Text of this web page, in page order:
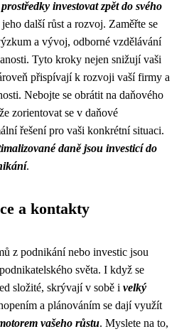
investovat zpět do svého
další růst a rozvoj. Zaměřte se
a vývoj, odborné vzdělávání
Tyto kroky nejen snižují vaši
přispívají k rozvoji vaší firmy a
Nebojte se obrátit na daňového
zorientovat se v daňové
řešení pro vaši konkrétní situaci.
daně jsou investicí do
.
a kontakty
z podnikání nebo investic jsou
světa. I když se
složité, skrývají v sobě i velký
a plánováním se dají využít
vašeho růstu. Myslete na to,